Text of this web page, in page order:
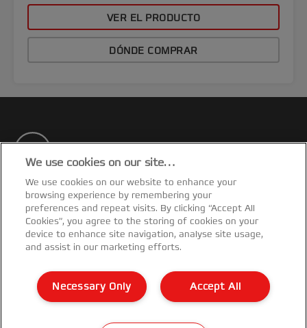
VER EL PRODUCTO
DÓNDE COMPRAR
¡Recibe el boletín!
Estarás al día de los eventos, novedades y
promociones de GBC. ¡Todo desde el confort de tu
escritorio!
SUSCRIBIRTE AHORA
We use cookies on our site…
We use cookies on our website to enhance your
browsing experience by remembering your
preferences and repeat visits. By clicking “Accept All
Cookies”, you agree to the storing of cookies on your
device to enhance site navigation, analyse site usage,
and assist in our marketing efforts.
Accept All
Necessary Only